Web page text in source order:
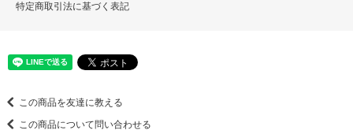
特定商取引法に基づく表記
この商品を友達に教える
この商品について問い合わせる